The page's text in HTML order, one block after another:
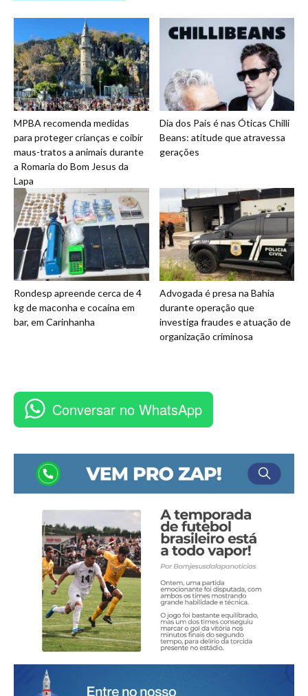
MPBA recomenda medidas
para proteger crianças e coibir
maus-tratos a animais durante
a Romaria do Bom Jesus da
Lapa
Dia dos Pais é nas Óticas Chilli
Beans: atitude que atravessa
gerações
Rondesp apreende cerca de 4
kg de maconha e cocaína em
bar, em Carinhanha
Advogada é presa na Bahia
durante operação que
investiga fraudes e atuação de
organização criminosa
Conversar no WhatsApp